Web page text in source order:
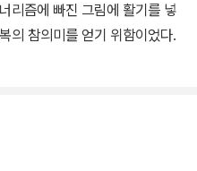
리즘에 빠진 그림에 활기를 넣
의 참의미를 얻기 위함이었다.
고 해가 지면 잠을 청하는 그네
득한다.